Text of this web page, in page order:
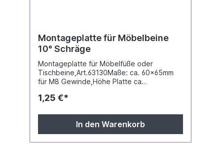
Montageplatte für Möbelbeine
10° Schräge
Montageplatte für Möbelfüße oder
Tischbeine,Art.63130Maße: ca. 60x65mm
für M8 Gewinde,Höhe Platte ca
Löchern zum Befestigen.
1,25 €*
In den Warenkorb